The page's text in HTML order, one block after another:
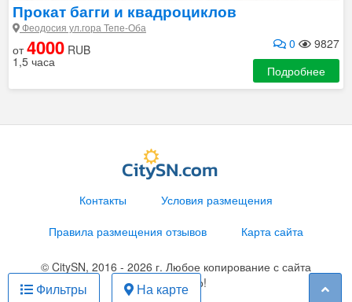
Прокат багги и квадроциклов
Феодосия ул.гора Тепе-Оба
0 9827
от4000 RUB
1,5 часа
Подробнее
Фильтры На карте
Контакты
Условия размещения
Правила размещения отзывов
Карта сайта
© CitySN, 2016 - 2026 г. Любое копирование с сайта
запрещено!